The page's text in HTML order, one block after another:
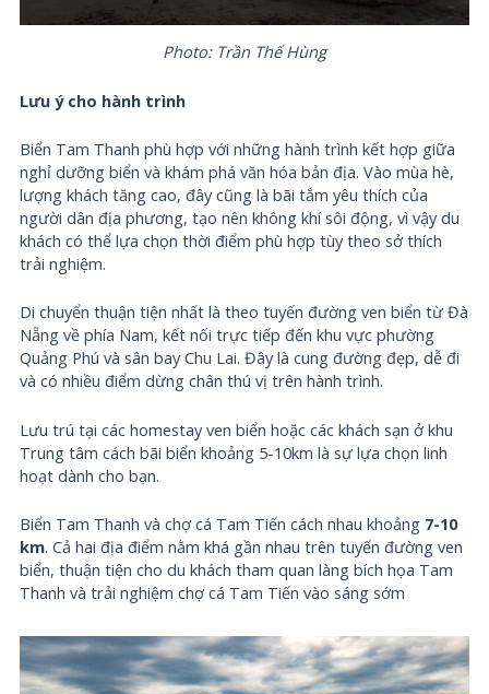
Photo: Trần Thế Hùng
Lưu ý cho hành trình
Biển Tam Thanh phù hợp với những hành trình kết hợp giữa
nghỉ dưỡng biển và khám phá văn hóa bản địa. Vào mùa hè,
lượng khách tăng cao, đây cũng là bãi tắm yêu thích của
người dân địa phương, tạo nên không khí sôi động, vì vậy du
khách có thể lựa chọn thời điểm phù hợp tùy theo sở thích
trải nghiệm.
Di chuyển thuận tiện nhất là theo tuyến đường ven biển từ Đà
Nẵng về phía Nam, kết nối trực tiếp đến khu vực phường
Quảng Phú và sân bay Chu Lai. Đây là cung đường đẹp, dễ đi
và có nhiều điểm dừng chân thú vị trên hành trình.
Lưu trú tại các homestay ven biển hoặc các khách sạn ở khu
Trung tâm cách bãi biển khoảng 5-10km là sự lựa chọn linh
hoạt dành cho bạn.
Biển Tam Thanh và chợ cá Tam Tiến cách nhau khoảng 7-10
km. Cả hai địa điểm nằm khá gần nhau trên tuyến đường ven
biển, thuận tiện cho du khách tham quan làng bích họa Tam
Thanh và trải nghiệm chợ cá Tam Tiến vào sáng sớm